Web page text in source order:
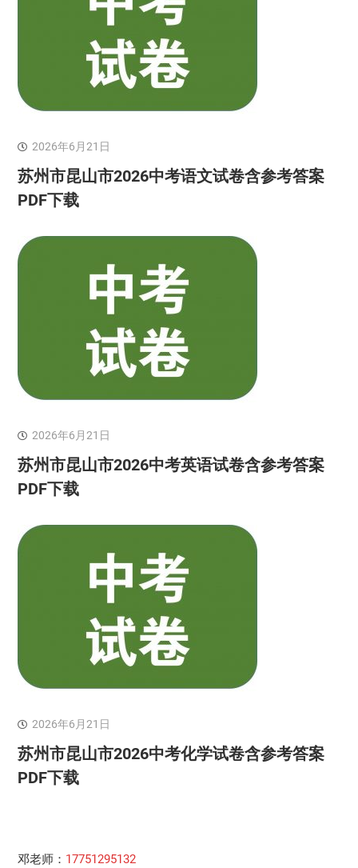
2026年6月21日
苏州市昆山市2026中考语文试卷含参考答案
PDF下载
2026年6月21日
苏州市昆山市2026中考英语试卷含参考答案
PDF下载
2026年6月21日
苏州市昆山市2026中考化学试卷含参考答案
PDF下载
邓老师： 17751295132